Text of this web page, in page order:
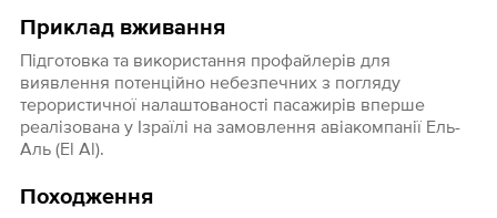
Приклад вживання
Підготовка та використання профайлерів для
виявлення потенційно небезпечних з погляду
терористичної налаштованості пасажирів вперше
реалізована у Ізраїлі на замовлення авіакомпанії Ель-
Аль (El Al).
Походження